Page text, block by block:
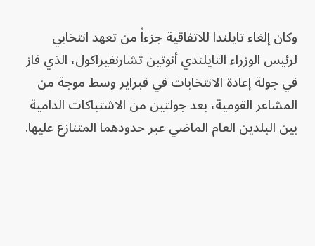
وكان إلغاء تايلندا للاتفاقية جزءاً من تعهد انتخابي
لرئيس الوزراء التايلندي أنوتين تشارنفيراكول، الذي فاز
في جولة إعادة الانتخابات في فبراير وسط موجة من
المشاعر القومية، بعد جولتين من الاشتباكات الدامية
بين البلدين العام الماضي عبر حدودهما المتنازع عليها.